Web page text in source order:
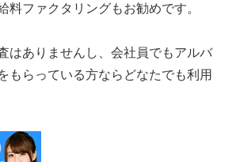
料ファクタリングもお勧めです。
はありませんし、会社員でもアルバ
もらっている方ならどなたでも利用